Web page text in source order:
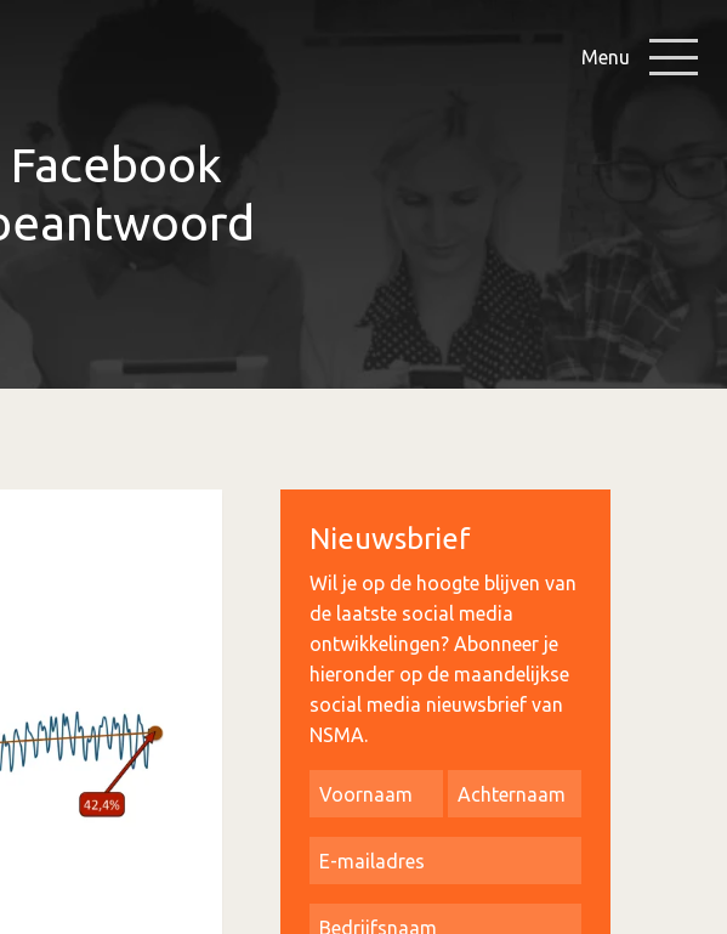
Menu
Nieuwsbrief
Wil je op de hoogte blijven van
de laatste social media
ontwikkelingen? Abonneer je
hieronder op de maandelijkse
social media nieuwsbrief van
NSMA.